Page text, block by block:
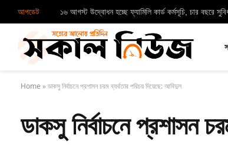
আপডেট ১৬ আগস্ট উদ্বোধন হচ্ছে ফ্যামিলি কার্ড কর্মসূচি, চার বছরে
Home »ডাকসু নির্বাচনে প্রশাসন চরম ব্যর্থতার পরিচয় দিয়েছে: আবিদুল
ডাকসু নির্বাচনে প্রশাসন